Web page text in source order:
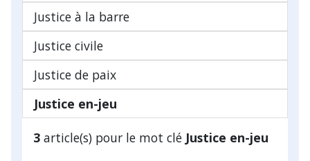
Justice à la barre
Justice civile
Justice de paix
Justice en-jeu
3 article(s) pour le mot clé Justice en-jeu